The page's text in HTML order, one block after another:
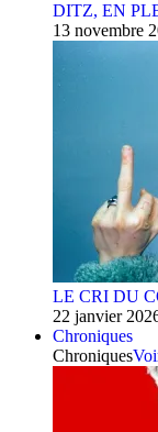
DITZ, EN
13 novembre
LE CRI DU
22 janvier
Chroniques
Chroniques